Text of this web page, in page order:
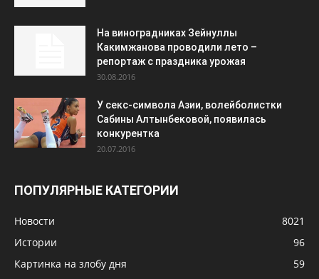
На виноградниках Зейнуллы
Какимжанова проводили лето –
репортаж с праздника урожая
30.08.2016
У секс-символа Азии, волейболистки
Сабины Алтынбековой, появилась
конкурентка
20.07.2016
ПОПУЛЯРНЫЕ КАТЕГОРИИ
Новости
8021
Истории
96
Картинка на злобу дня
59